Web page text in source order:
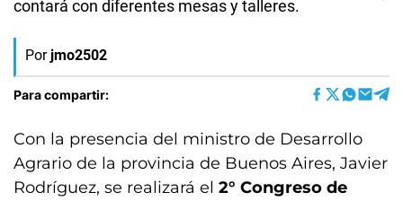
contará con diferentes mesas y talleres.
Por jmo2502
Para compartir:
Con la presencia del ministro de Desarrollo
Agrario de la provincia de Buenos Aires, Javier
Rodríguez, se realizará el 2° Congreso de